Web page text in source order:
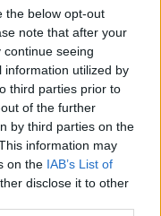
the below opt-out
note that after your
seeing
information utilized by
third parties prior to
of the further
by third parties on the
information may
on the IAB’s List of
disclose it to other